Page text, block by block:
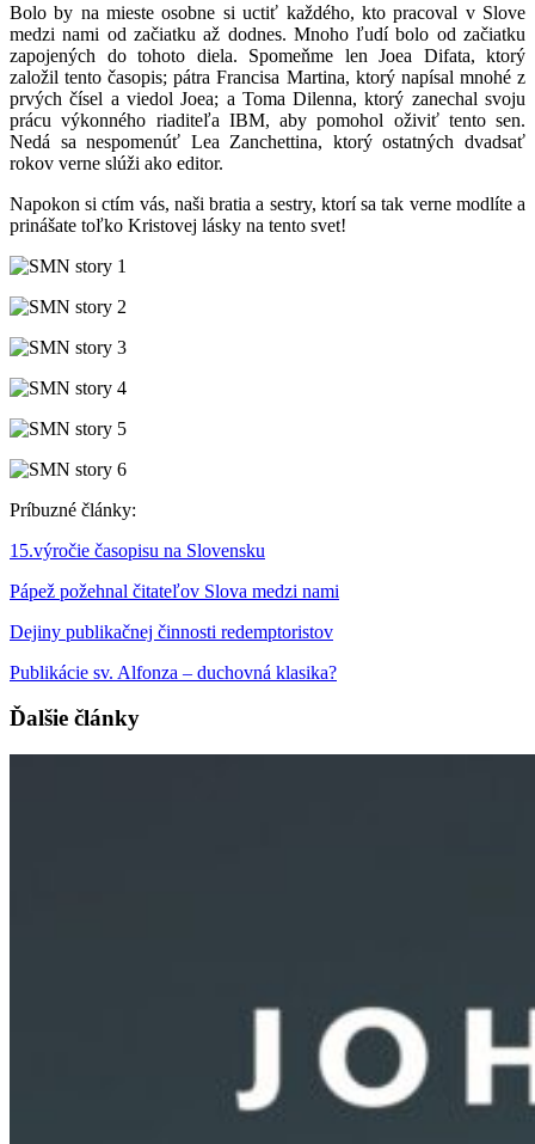
Bolo by na mieste osobne si uctiť každého, kto pracoval v Slove
medzi nami od začiatku až dodnes. Mnoho ľudí bolo od začiatku
zapojených do tohoto diela. Spomeňme len Joea Difata, ktorý
založil tento časopis; pátra Francisa Martina, ktorý napísal mnohé z
prvých čísel a viedol Joea; a Toma Dilenna, ktorý zanechal svoju
prácu výkonného riaditeľa IBM, aby pomohol oživiť tento sen.
Nedá sa nespomenúť Lea Zanchettina, ktorý ostatných dvadsať
rokov verne slúži ako editor.
Napokon si ctím vás, naši bratia a sestry, ktorí sa tak verne modlíte a
prinášate toľko Kristovej lásky na tento svet!
Príbuzné články:
15.výročie časopisu na Slovensku
Pápež požehnal čitateľov Slova medzi nami
Dejiny publikačnej činnosti redemptoristov
Publikácie sv. Alfonza – duchovná klasika?
Ďalšie články